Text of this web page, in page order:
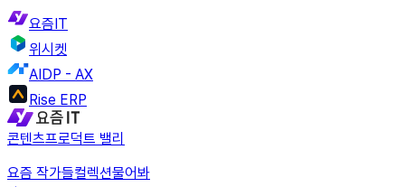
요즘IT
위시켓
AIDP - AX
Rise ERP
콘텐츠프로덕트 밸리
요즘 작가들컬렉션물어봐